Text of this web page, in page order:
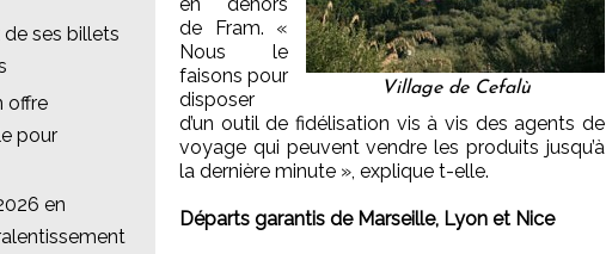
ses billets
offre
pour
en
Village de Cefalù
de Fram. «
Nous le
faisons pour
disposer
d’un outil de fidélisation vis à vis des agents de
voyage qui peuvent vendre les produits jusqu’à
la dernière minute », explique t-elle.
Départs garantis de Marseille, Lyon et Nice